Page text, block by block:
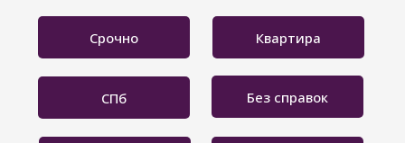
Без справок
Квартира
СПб
Срочно